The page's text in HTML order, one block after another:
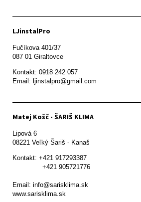
LJinstalPro
Fučíkova 401/37
087 01 Giraltovce
Kontakt: 0918 242 057
Email: ljinstalpro@gmail.com
Matej Košč - ŠARIŠ KLIMA
Lipová 6
08221 Veľký Šariš - Kanaš
Kontakt: +421 917293387
Email: info@sarisklima.sk
www.sarisklima.sk